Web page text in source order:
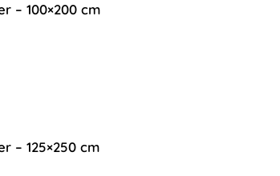
– 100×200 cm
– 125×250 cm